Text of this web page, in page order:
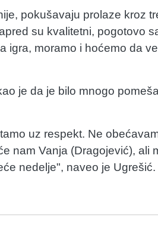
pokušavaju prolaze kroz
su kvalitetni, pogotovo
igra, moramo i hoćemo da
je da je bilo mnogo
uz respekt. Ne
nam Vanja (Dragojević), ali
nedelje", naveo je Ugrešić.